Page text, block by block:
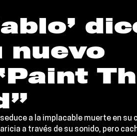
Mexa Semanal Álbumes de la Semana
nuevo
a la implacable muerte en su
a través de su sonido, pero